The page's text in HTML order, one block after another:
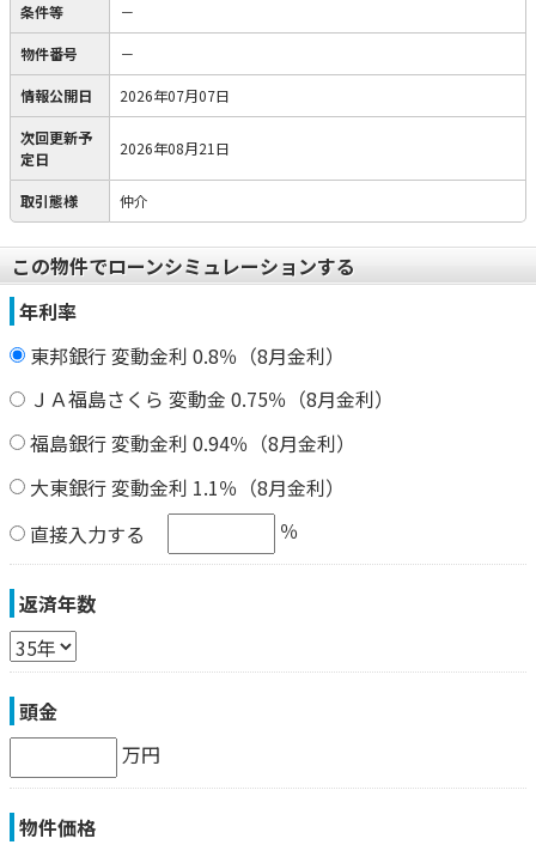
条件等 －
物件番号 －
情報公開日 2026年07月07日
次回更新予
定日
2026年08月21日
取引態様 仲介
この物件でローンシミュレーションする
年利率
東邦銀行 変動金利 0.8％（8月金利）
ＪＡ福島さくら 変動金 0.75％（8月金利）
福島銀行 変動金利 0.94％（8月金利）
大東銀行 変動金利 1.1％（8月金利）
直接入力する
％
返済年数
頭金
万円
物件価格